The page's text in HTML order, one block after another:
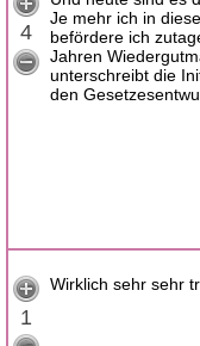
4
Je mehr ich in
befördere ich
Jahren
unterschreibt die
den
1
Wirklich sehr sehr